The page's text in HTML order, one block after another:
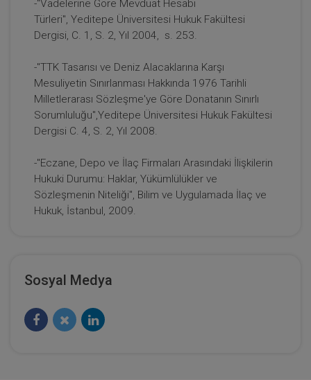
Anonim Şirketler - 2 - IV. Ticaret Hukuku
Kongresi - VII. Oturum
360 TL
Tüketici Hukuku Enstitüsü
-"Vadelerine Göre Mevduat Hesabı
Türleri", Yeditepe Üniversitesi Hukuk Fakültesi
Dergisi, C. 1, S. 2, Yıl 2004, s. 253.
-"TTK Tasarısı ve Deniz Alacaklarına Karşı
Mesuliyetin Sınırlanması Hakkında 1976 Tarihli
Milletlerarası Sözleşme'ye Göre Donatanın Sınırlı
Sorumluluğu",Yeditepe Üniversitesi Hukuk Fakültesi
Dergisi C. 4, S. 2, Yıl 2008.
-"Eczane, Depo ve İlaç Firmaları Arasındaki İlişkilerin
Hukuki Durumu: Haklar, Yükümlülükler ve
Sözleşmenin Niteliği", Bilim ve Uygulamada İlaç ve
Hukuk, İstanbul, 2009.
Sosyal Medya